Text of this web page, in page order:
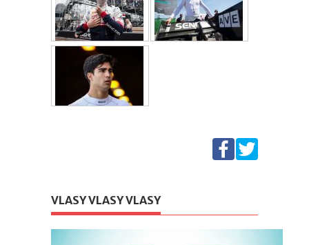
VLASY VLASY VLASY